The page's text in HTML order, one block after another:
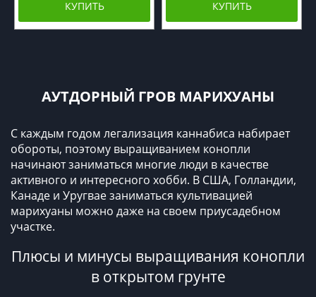
КУПИТЬ КУПИТЬ
АУТДОРНЫЙ ГРОВ МАРИХУАНЫ
С каждым годом легализация каннабиса набирает
обороты, поэтому выращиванием конопли
начинают заниматься многие люди в качестве
активного и интересного хобби. В США, Голландии,
Канаде и Уругвае заниматься культивацией
марихуаны можно даже на своем приусадебном
участке.
Плюсы и минусы выращивания конопли
в открытом грунте